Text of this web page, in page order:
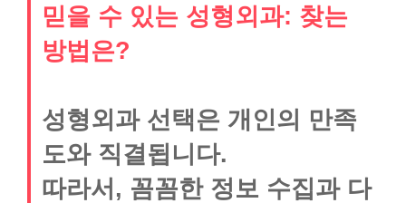
믿을 수 있는 성형외과: 찾는
방법은?
성형외과 선택은 개인의 만족
도와 직결됩니다.
따라서, 꼼꼼한 정보 수집과 다